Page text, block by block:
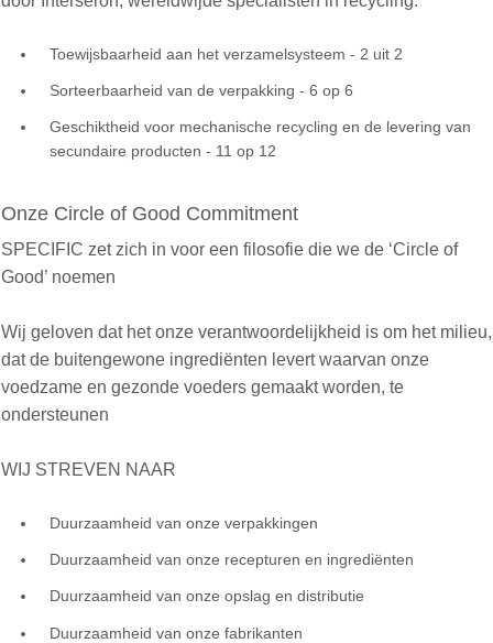
Toewijsbaarheid aan het verzamelsysteem - 2 uit 2
Sorteerbaarheid van de verpakking - 6 op 6
Geschiktheid voor mechanische recycling en de levering van
secundaire producten - 11 op 12
Onze Circle of Good Commitment
SPECIFIC zet zich in voor een filosofie die we de ‘Circle of
Good’ noemen
Wij geloven dat het onze verantwoordelijkheid is om het milieu,
dat de buitengewone ingrediënten levert waarvan onze
voedzame en gezonde voeders gemaakt worden, te
ondersteunen
WIJ STREVEN NAAR
Duurzaamheid van onze verpakkingen
Duurzaamheid van onze recepturen en ingrediënten
Duurzaamheid van onze opslag en distributie
Duurzaamheid van onze fabrikanten